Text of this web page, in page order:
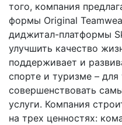
того, компания
формы Original
диджитал-платформы
улучшить качество
поддерживает и
спорте и туризме –
совершенствовать
услуги. Компания
на трех ценностях: